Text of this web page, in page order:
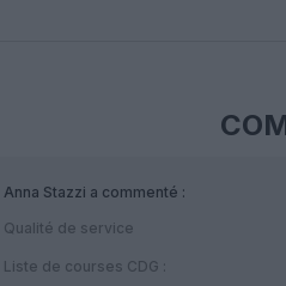
Anna Stazzi a commenté :
Qualité de service
Liste de courses CDG :